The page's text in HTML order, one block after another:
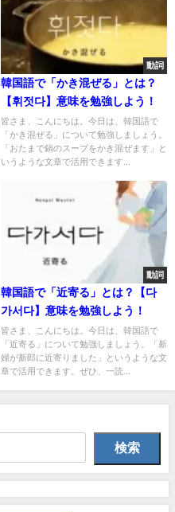
動詞
韓国語で「かき混ぜる」とは？
【휘젓다】意味を勉強しよう！
皆さま、こんにちは。今日は、韓国語で
「かき混ぜる」について勉強しましょう。
「おたまで鍋のスープをかき混ぜます」と
いうような文章で活用できます...
動詞
韓国語で「近寄る」とは？【다
가서다】意味を勉強しよう！
皆さま、こんにちは。今日は、韓国語で
「近寄る」について勉強しましょう。「新
婦が新郎に近寄りました」というような文
章で活用できます。ぜひ、一読...
検索